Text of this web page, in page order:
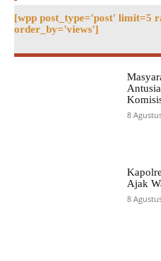
[wpp post_type='post' limit=5
order_by='views']
8
Ajak
8